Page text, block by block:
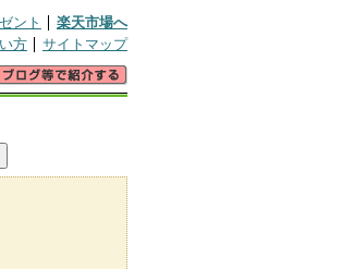
ント
楽天市場へ
方 サイトマップ